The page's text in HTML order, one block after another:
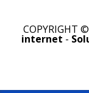
COPYRIGHT
internet -